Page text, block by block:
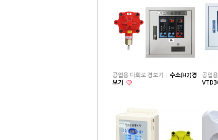
공업용 다회로 경보기
수소(H2)경
보기
공업